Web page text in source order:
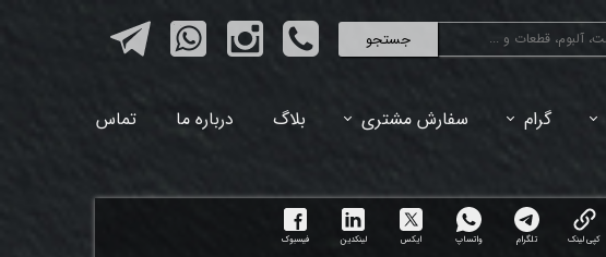
جستجو
گرام سفارش مشتری بلاگ درباره ما تماس
کپی لینک تلگرام واتساپ ایکس لینکدین فیسبوک